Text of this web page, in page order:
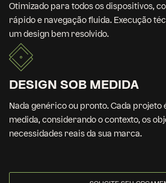
Otimizado para todos os dispositivos,
rápido e navegação fluida. Execução
um design bem resolvido.
DESIGN SOB MEDIDA
Nada genérico ou pronto. Cada projeto
medida, considerando o contexto, os
necessidades reais da sua marca.